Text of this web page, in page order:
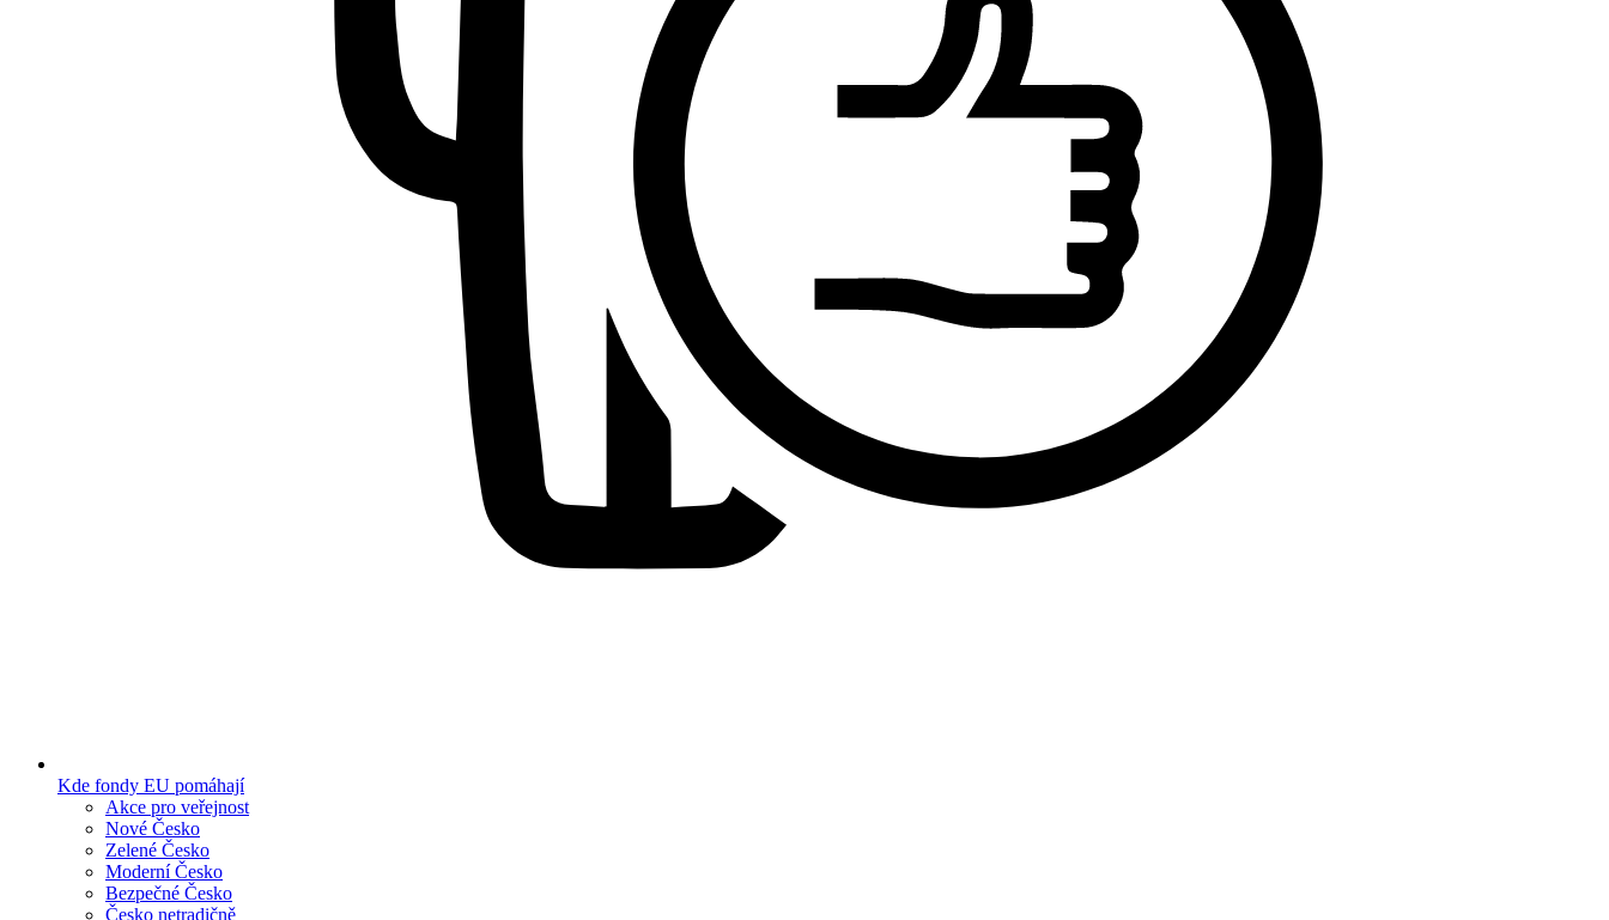
Kde fondy EU pomáhají
Akce pro veřejnost
Nové Česko
Zelené Česko
Moderní Česko
Bezpečné Česko
Česko netradičně